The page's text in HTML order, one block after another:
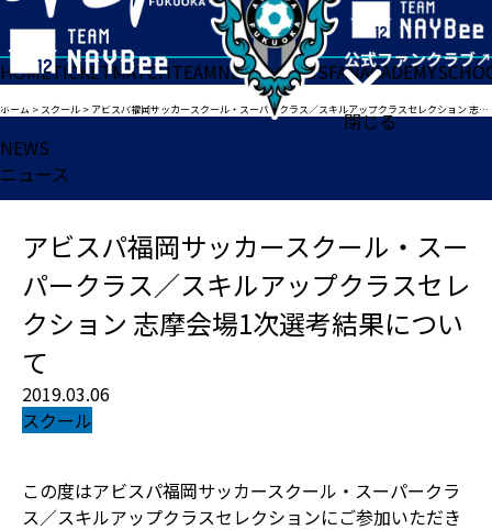
閉じる
HOMETICKETMATCHTEAMNEWSGOODSFANACADEMY
ホーム > スクール > アビスパ福岡サッカースクール・スーパークラス／スキルアップクラスセレクション 志摩会場1次選考結果について
NEWS
ニュース
アビスパ福岡サッカースクール・スー
パークラス／スキルアップクラスセレ
クション 志摩会場1次選考結果につい
て
2019.03.06
スクール
この度はアビスパ福岡サッカースクール・スーパークラ
ス／スキルアップクラスセレクションにご参加いただき